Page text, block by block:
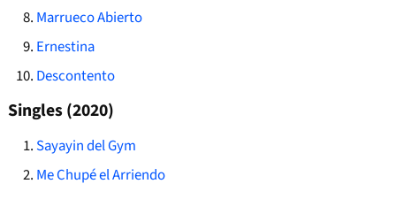
Marrueco Abierto
Ernestina
Descontento
Singles (2020)
Sayayin del Gym
Me Chupé el Arriendo